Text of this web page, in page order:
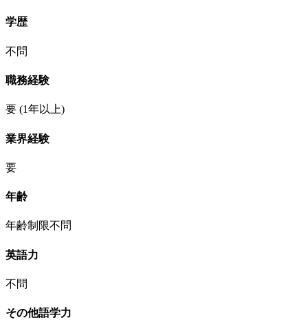
学歴
不問
職務経験
要 (1年以上)
業界経験
要
年齢
年齢制限不問
英語力
不問
その他語学力